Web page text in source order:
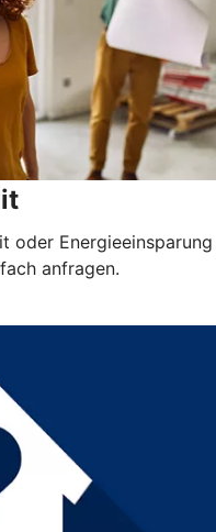
oder Energieeinsparung
anfragen.